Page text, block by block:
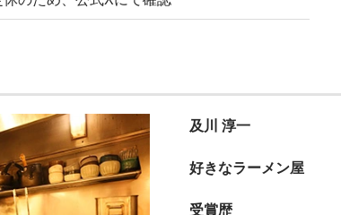
及川 淳一
好きなラーメン屋
受賞歴